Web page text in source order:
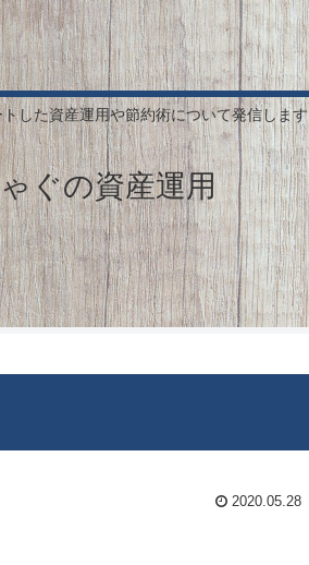
した資産運用や節約術について発信します
ぐの資産運用
2020.05.28